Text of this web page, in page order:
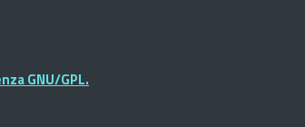
GNU/GPL.